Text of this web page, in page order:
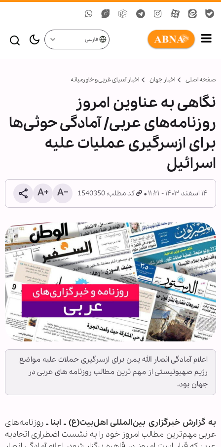
فارسی
صفحه اصلی اخبار جهان اخبار آسیای غربی و خاورمیانه
نگاهی به عناوین امروز
روزنامه‌های عربی/ آمادگی حوثی‌ها
برای ازسرگیری عملیات علیه
اسرائیل
۱۴ اسفند ۱۴۰۳ - ۱۱:۲۱ کد مطلب: 1540350
اعلام آمادگی انصار الله یمن برای ازسرگیری حملات علیه مواضع
رژیم صهیونیستی از مهم ترین مطالب روزنامه های عربی در
جهان بود.
به گزارش خبرگزاری بین‌المللی اهل‌بیت(ع) ـ ابنا ـ روزنامه‌های
عربی مهم‌ترین مطالب امروز خود را به نشست اضطراری اتحادیه